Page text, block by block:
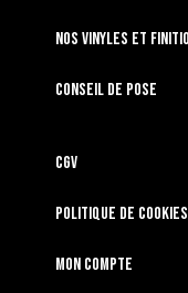
Nos vinyles et
Conseil de pose
CGV
Politique de cookies
Mon compte